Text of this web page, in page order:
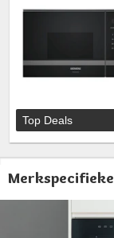
Top Deals